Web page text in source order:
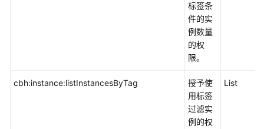
标签条
件的实
例数量
的权
限。
cbh:instance:listInstancesByTag
授予使
用标签
过滤实
例的权
List